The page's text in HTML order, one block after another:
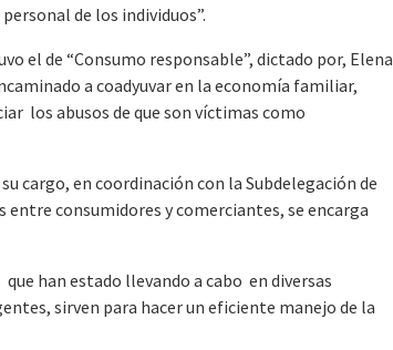
de los individuos”.
el de “Consumo responsable”, dictado por, Elena
a coadyuvar en la economía familiar,
los abusos de que son víctimas como
cargo, en coordinación con la Subdelegación de
consumidores y comerciantes, se encarga
han estado llevando a cabo en diversas
sirven para hacer un eficiente manejo de la